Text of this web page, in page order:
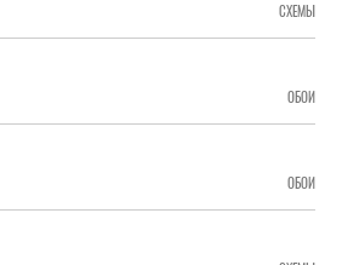
СХЕМЫ
ОБОИ
ОБОИ